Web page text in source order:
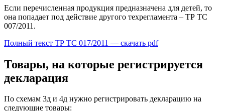
Если перечисленная продукция предназначена для детей, то
она попадает под действие другого техрегламента – ТР ТС
007/2011.
Полный текст ТР ТС 017/2011 — скачать pdf
Товары, на которые регистрируется
декларация
По схемам 3д и 4д нужно регистрировать декларацию на
следующие товары: